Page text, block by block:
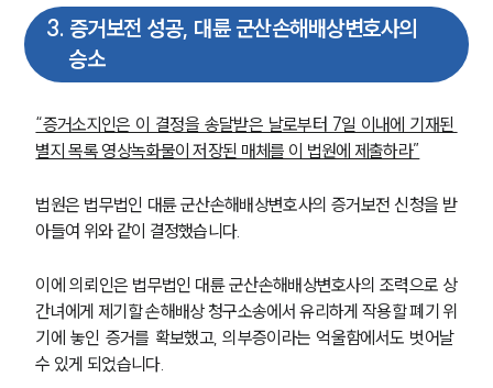
3. 증거보전 성공, 대륜 군산손해배상변호사의
승소
“증거소지인은 이 결정을 송달받은 날로부터 7일 이내에 기재된
별지 목록 영상녹화물이 저장된 매체를 이 법원에 제출하라”
법원은 법무법인 대륜 군산손해배상변호사의 증거보전 신청을 받
아들여 위와 같이 결정했습니다.
이에 의뢰인은 법무법인 대륜 군산손해배상변호사의 조력으로 상
간녀에게 제기할 손해배상 청구소송에서 유리하게 작용할 폐기 위
기에 놓인 증거를 확보했고, 의부증이라는 억울함에서도 벗어날
수 있게 되었습니다.